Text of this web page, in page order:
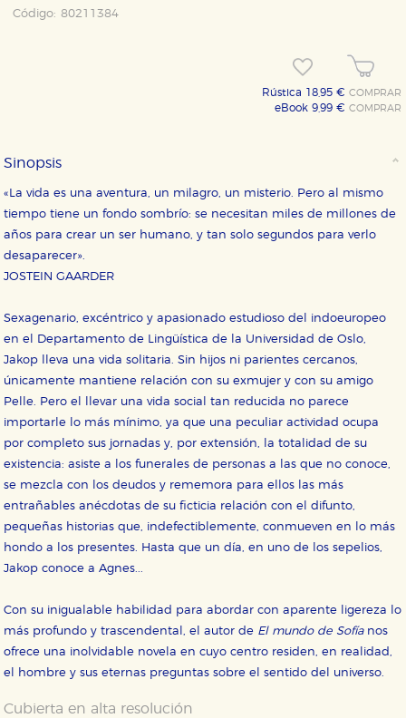
Código: 80211384
Rústica 18,95 €COMPRAR
eBook 9,99 €COMPRAR
Sinopsis
«La vida es una aventura, un milagro, un misterio. Pero al mismo
tiempo tiene un fondo sombrío: se necesitan miles de millones de
años para crear un ser humano, y tan solo segundos para verlo
desaparecer».
JOSTEIN GAARDER
Sexagenario, excéntrico y apasionado estudioso del indoeuropeo
en el Departamento de Lingüística de la Universidad de Oslo,
Jakop lleva una vida solitaria. Sin hijos ni parientes cercanos,
únicamente mantiene relación con su exmujer y con su amigo
Pelle. Pero el llevar una vida social tan reducida no parece
importarle lo más mínimo, ya que una peculiar actividad ocupa
por completo sus jornadas y, por extensión, la totalidad de su
existencia: asiste a los funerales de personas a las que no conoce,
se mezcla con los deudos y rememora para ellos las más
entrañables anécdotas de su ficticia relación con el difunto,
pequeñas historias que, indefectiblemente, conmueven en lo más
hondo a los presentes. Hasta que un día, en uno de los sepelios,
Jakop conoce a Agnes...
Con su inigualable habilidad para abordar con aparente ligereza lo
más profundo y trascendental, el autor de El mundo de Sofía nos
ofrece una inolvidable novela en cuyo centro residen, en realidad,
el hombre y sus eternas preguntas sobre el sentido del universo.
Cubierta en alta resolución